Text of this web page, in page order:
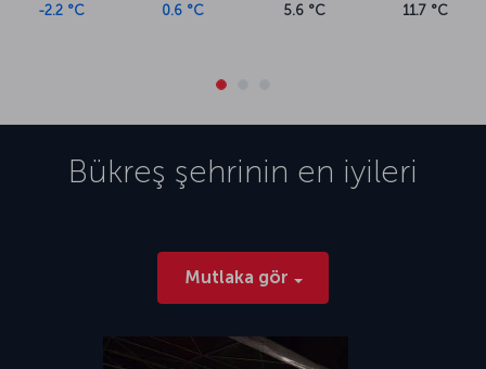
-2.2 °C 0.6 °C 5.6 °C 11.7 °C
Bükreş şehrinin en iyileri
Mutlaka gör